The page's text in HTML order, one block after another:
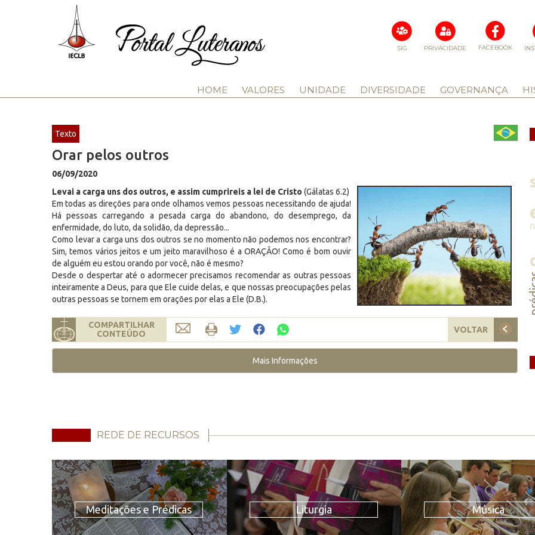
FACEBOOK
PRIVACIDADE
SIG
HOME VALORES UNIDADE DIVERSIDADE GOVERNANÇA
Texto
Orar pelos outros
06/09/2020
Levai a carga uns dos outros, e assim cumprireis a lei de Cristo (Gálatas 6.2)
Em todas as direções para onde olhamos vemos pessoas necessitando de ajuda!
Há pessoas carregando a pesada carga do abandono, do desemprego, da
enfermidade, do luto, da solidão, da depressão...
Como levar a carga uns dos outros se no momento não podemos nos encontrar?
Sim, temos vários jeitos e um jeito maravilhoso é a ORAÇÃO! Como é bom ouvir
de alguém eu estou orando por você, não é mesmo?
Desde o despertar até o adormecer precisamos recomendar as outras pessoas
inteiramente a Deus, para que Ele cuide delas, e que nossas preocupações pelas
outras pessoas se tornem em orações por elas a Ele (D.B.).
COMPARTILHAR
CONTEÚDO
VOLTAR
Mais Informações
REDE DE RECURSOS
Meditações e Prédicas Liturgia Música